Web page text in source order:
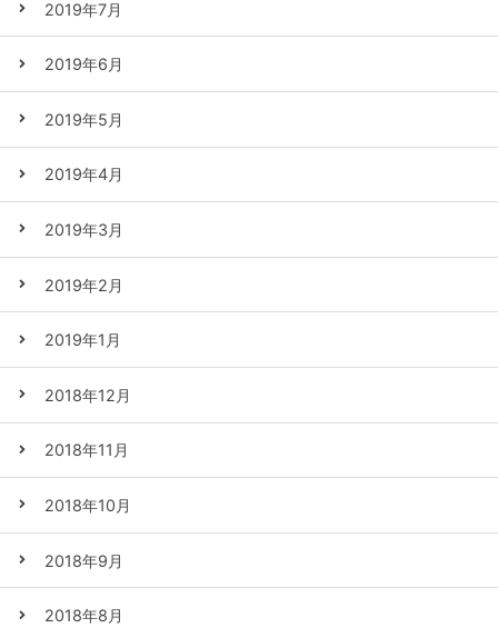
2019年7月
2019年6月
2019年5月
2019年4月
2019年3月
2019年2月
2019年1月
2018年12月
2018年11月
2018年10月
2018年9月
2018年8月